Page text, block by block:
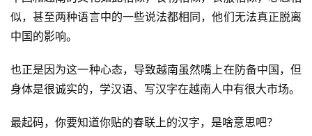
似，甚至两种语言中的一些说法都相同，他们无法真正脱离
中国的影响。
也正是因为这一种心态，导致越南虽然嘴上在防备中国，但
身体是很诚实的，学汉语、写汉字在越南人中有很大市场。
最起码，你要知道你贴的春联上的汉字，是啥意思吧？